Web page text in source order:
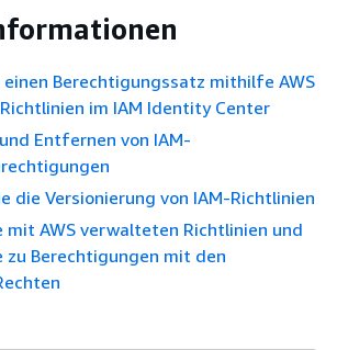
einen Berechtigungssatz mithilfe AWS
im IAM Identity Center
Entfernen von IAM-
die Versionierung von IAM-Richtlinien
mit AWS verwalteten Richtlinien und
zu Berechtigungen mit den